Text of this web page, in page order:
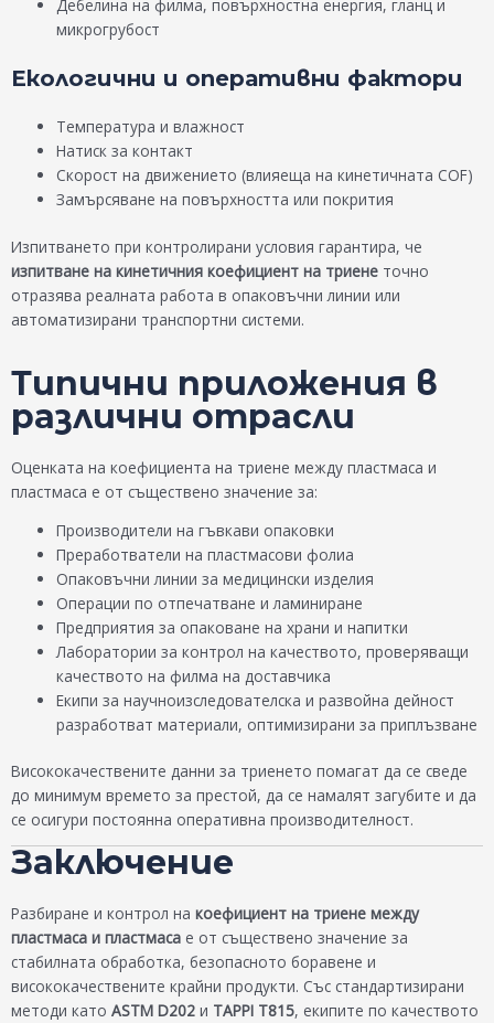
Дебелина на филма, повърхностна енергия, гланц и
микрогрубост
Екологични и оперативни фактори
Температура и влажност
Натиск за контакт
Скорост на движението (влияеща на кинетичната COF)
Замърсяване на повърхността или покрития
Изпитването при контролирани условия гарантира, че
изпитване на кинетичния коефициент на триене точно
отразява реалната работа в опаковъчни линии или
автоматизирани транспортни системи.
Типични приложения в
различни отрасли
Оценката на коефициента на триене между пластмаса и
пластмаса е от съществено значение за:
Производители на гъвкави опаковки
Преработватели на пластмасови фолиа
Опаковъчни линии за медицински изделия
Операции по отпечатване и ламиниране
Предприятия за опаковане на храни и напитки
Лаборатории за контрол на качеството, проверяващи
качеството на филма на доставчика
Екипи за научноизследователска и развойна дейност
разработват материали, оптимизирани за приплъзване
Висококачествените данни за триенето помагат да се сведе
до минимум времето за престой, да се намалят загубите и да
се осигури постоянна оперативна производителност.
Заключение
Разбиране и контрол на коефициент на триене между
пластмаса и пластмаса е от съществено значение за
стабилната обработка, безопасното боравене и
висококачествените крайни продукти. Със стандартизирани
методи като ASTM D202 и TAPPI T815, екипите по качеството